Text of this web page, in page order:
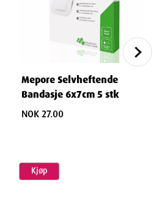
Mepore Selvheftende
Bandasje 6x7cm 5 stk
NOK 27.00
Kjøp